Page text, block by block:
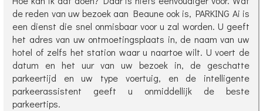
de reden van uw bezoek aan Beaune ook is, PARKING Ai is
een dienst die snel onmisbaar voor u zal worden. U geeft
het adres van uw ontmoetingsplaats in, de naam van uw
hotel of zelfs het station waar u naartoe wilt. U voert de
datum en het uur van uw bezoek in, de geschatte
parkeertijd en uw type voertuig, en de intelligente
parkeerassistent geeft u onmiddellijk de beste
parkeertips.